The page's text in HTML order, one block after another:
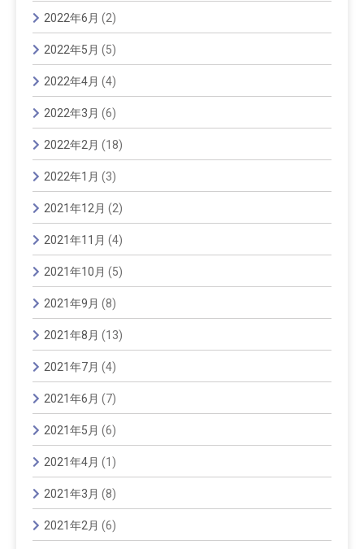
2022年6月 (2)
2022年5月 (5)
2022年4月 (4)
2022年3月 (6)
2022年2月 (18)
2022年1月 (3)
2021年12月 (2)
2021年11月 (4)
2021年10月 (5)
2021年9月 (8)
2021年8月 (13)
2021年7月 (4)
2021年6月 (7)
2021年5月 (6)
2021年4月 (1)
2021年3月 (8)
2021年2月 (6)